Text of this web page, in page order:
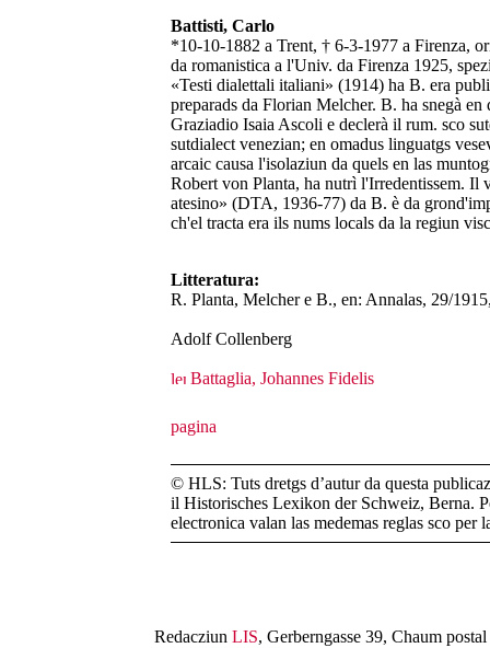
Battisti, Carlo
*10-10-1882 a Trent, † 6-3-1977 a Firenza,
da romanistica a l'Univ. da Firenza 1925,
«Testi dialettali italiani» (1914) ha B. era
preparads da Florian Melcher. B. ha snegà
Graziadio Isaia Ascoli e declerà il rum. sco
sutdialect venezian; en omadus linguatgs
arcaic causa l'isolaziun da quels en las
Robert von Planta, ha nutrì l'Irredentissem.
atesino» (DTA, 1936-77) da B. è da
ch'el tracta era ils nums locals da la regiun
Litteratura:
R. Planta, Melcher e B., en: Annalas, 29/
Adolf Collenberg
Battaglia, Johannes Fidelis
© HLS: Tuts dretgs d’autur da questa
il Historisches Lexikon der Schweiz, Berna.
electronica valan las medemas reglas sco per
Redacziun LIS, Gerberngasse 39, Chaum